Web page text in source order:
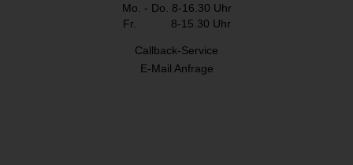
Mo. - Do. 8-16.30 Uhr
Fr. 8-15.30 Uhr
Callback-Service
E-Mail Anfrage